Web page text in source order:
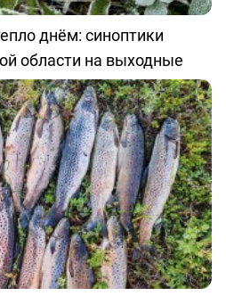
днём: синоптики
области на выходные